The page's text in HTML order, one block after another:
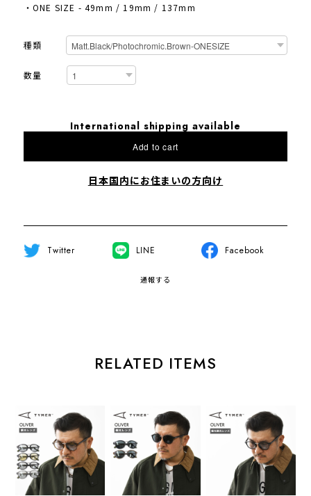
・ONE SIZE - 49mm / 19mm / 137mm
種類
数量
International shipping available
Add to cart
日本国内にお住まいの方向け
Twitter LINE Facebook
通報する
RELATED ITEMS